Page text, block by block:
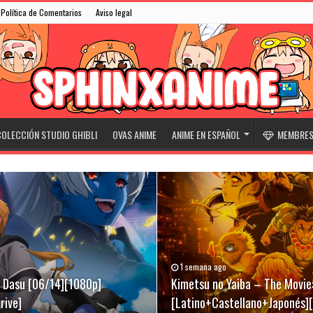
Política de Comentarios Aviso legal
STUDIO GHIBLI OVAS ANIME ANIME EN ESPAÑOL
Dasu [06/14][1080p]
1 semana ago
Kimetsu no Yaiba – The
31/05/2026
Niwatori Fighter (Rooster
07/03/2026
Evangelion Broadcast 30th
[Sub-Español][Mega-Drive]